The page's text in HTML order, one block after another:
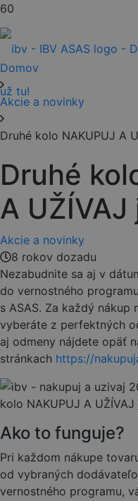
Domov
Akcie a novinky
Druhé kolo NAKUPUJ A
Druhé
A
Akcie a novinky
8 rokov dozadu
Nezabudnite sa aj v
do vernostného
s ASAS. Za každý
vyberáte z perfektných
aj odmeny nájdete opäť
stránkach https://
Ako to funguje?
Pri každom nákupe
od vybraných
vernostného programu,